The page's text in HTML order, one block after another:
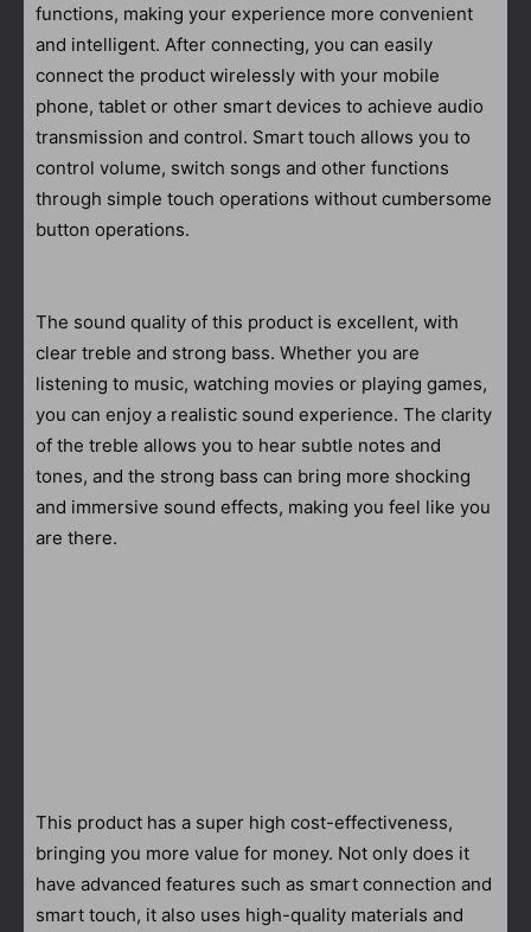
functions, making your experience more convenient
and intelligent. After connecting, you can easily
connect the product wirelessly with your mobile
phone, tablet or other smart devices to achieve audio
transmission and control. Smart touch allows you to
control volume, switch songs and other functions
through simple touch operations without cumbersome
button operations.
The sound quality of this product is excellent, with
clear treble and strong bass. Whether you are
listening to music, watching movies or playing games,
you can enjoy a realistic sound experience. The clarity
of the treble allows you to hear subtle notes and
tones, and the strong bass can bring more shocking
and immersive sound effects, making you feel like you
are there.
This product has a super high cost-effectiveness,
bringing you more value for money. Not only does it
have advanced features such as smart connection and
smart touch, it also uses high-quality materials and